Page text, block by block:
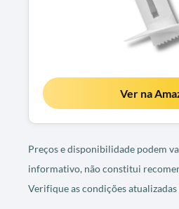
Ver na
Preços e disponibilidade podem
informativo, não constitui
Verifique as condições